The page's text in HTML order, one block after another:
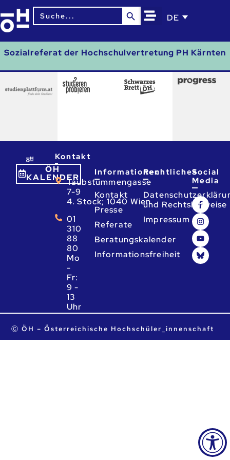
Search
for:
Search Button
DE
Sozialreferat der Hochschulvertretung PH Kärnten
ÖH
KALENDER
Kontakt
Taubstummengasse
7-9
4. Stock; 1040 Wien
01
310
88
80
Mo
-
Fr:
9 -
13
Uhr
ta.ca.heo@heo
Informationen
Kontakt
Presse
Referate
Beratungskalender
Informationsfreiheit
Rechtliches
und Rechtshinweise
Impressum
Social
Media
Ⓒ ÖH – Österreichische Hochschüler_innenschaft